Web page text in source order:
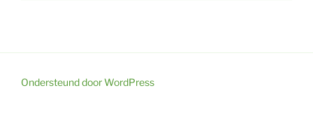
Ondersteund door WordPress